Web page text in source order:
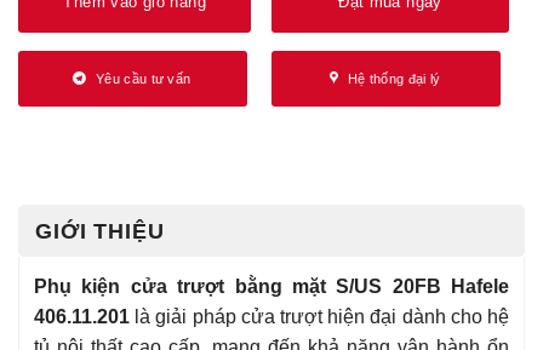
Yêu cầu tư vấn Hệ thống đại lý
GIỚI THIỆU
Phụ kiện cửa trượt bằng mặt S/US 20FB Hafele
406.11.201 là giải pháp cửa trượt hiện đại dành cho hệ